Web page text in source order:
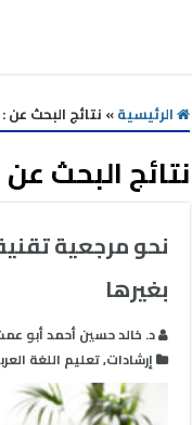
الرئيسية» نتائج البحث عن
نتائج البحث
نحو مرجعية
بغيرها
د. خالد حسين أحمد أبو
إرشادات,تعليم اللغة